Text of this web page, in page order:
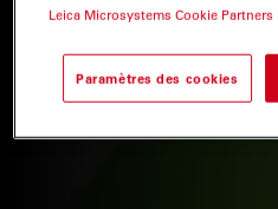
Leica Microsystems Cookie Partners
Paramètres des cookies